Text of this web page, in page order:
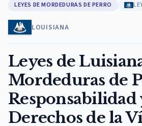
LEYES DE MORDEDURAS DE PERRO
LOUISIANA
Leyes de
Mordeduras de
Responsabilidad
Derechos de la